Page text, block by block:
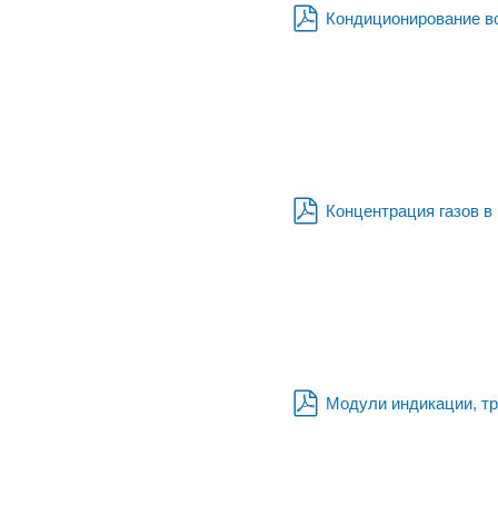
Кондиционирование
Концентрация газов в
Модули индикации,